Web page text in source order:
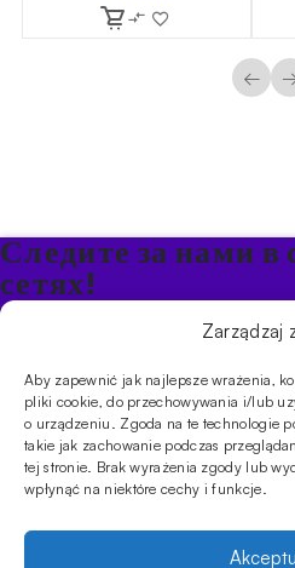
Zarządzaj
Aby zapewnić jak najlepsze wrażenia,
pliki cookie, do przechowywania i/lub
o urządzeniu. Zgoda na te technologie
takie jak zachowanie podczas
tej stronie. Brak wyrażenia zgody lub
wpłynąć na niektóre cechy i funkcje.
←
Следите за нами
сетях!
Будьте в курсе акций и новостей в
ПРОДУКТЫ
КальяныЧашиУгли и розжиг
ИНФОРМАЦИЯ
АКЦИИFAQФирмыПравила
УСЛУГИ